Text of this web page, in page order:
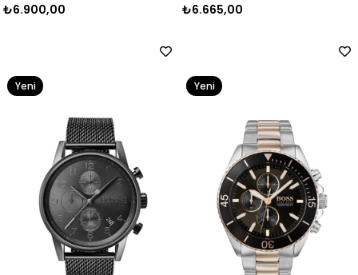
₺6.900,00 ₺6.665,00
Yeni
Yeni